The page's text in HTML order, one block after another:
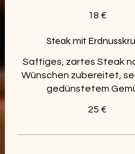
18 €
Steak mit
Saftiges, zartes Steak
Wünschen zubereitet,
gedünstetem
25 €